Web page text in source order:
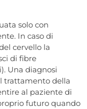
solo con
In caso di
cervello la
di fibre
Una diagnosi
trattamento della
al paziente di
futuro quando